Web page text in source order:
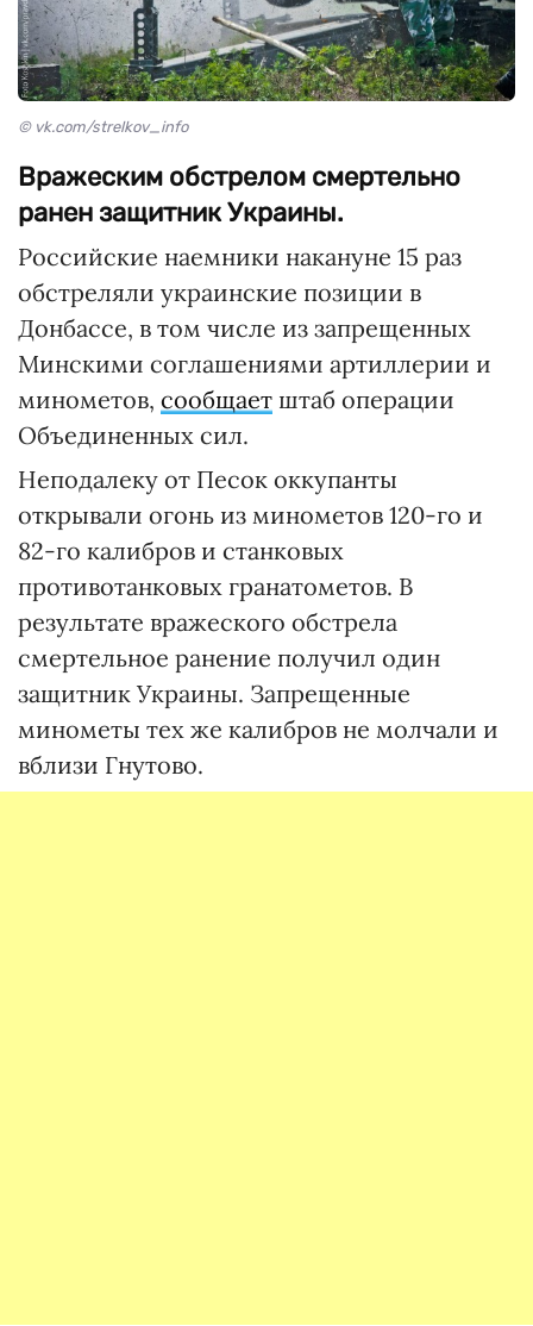
© vk.com/strelkov_info
Вражеским обстрелом смертельно
ранен защитник Украины.
Российские наемники накануне 15 раз
обстреляли украинские позиции в
Донбассе, в том числе из запрещенных
Минскими соглашениями артиллерии и
минометов, сообщает штаб операции
Объединенных сил.
Неподалеку от Песок оккупанты
открывали огонь из минометов 120-го и
82-го калибров и станковых
противотанковых гранатометов. В
результате вражеского обстрела
смертельное ранение получил один
защитник Украины. Запрещенные
минометы тех же калибров не молчали и
вблизи Гнутово.